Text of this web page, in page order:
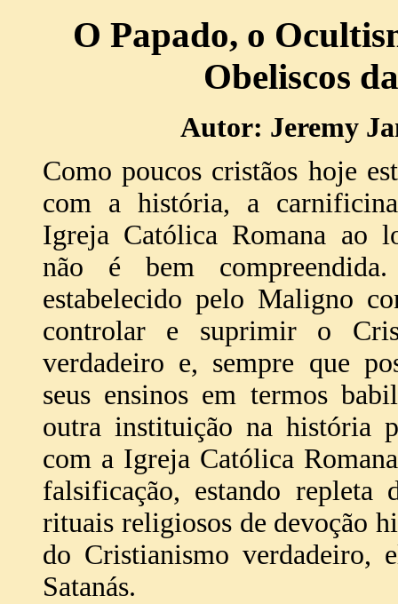
O Papado, o
Obeliscos
Autor: Jeremy
Como poucos cristãos hoje
com a história, a
Igreja Católica Romana ao
não é bem
estabelecido pelo Maligno
controlar e suprimir o
verdadeiro e, sempre que
seus ensinos em termos
outra instituição na história
com a Igreja Católica
falsificação, estando repleta
rituais religiosos de devoção
do Cristianismo verdadeiro,
Satanás.